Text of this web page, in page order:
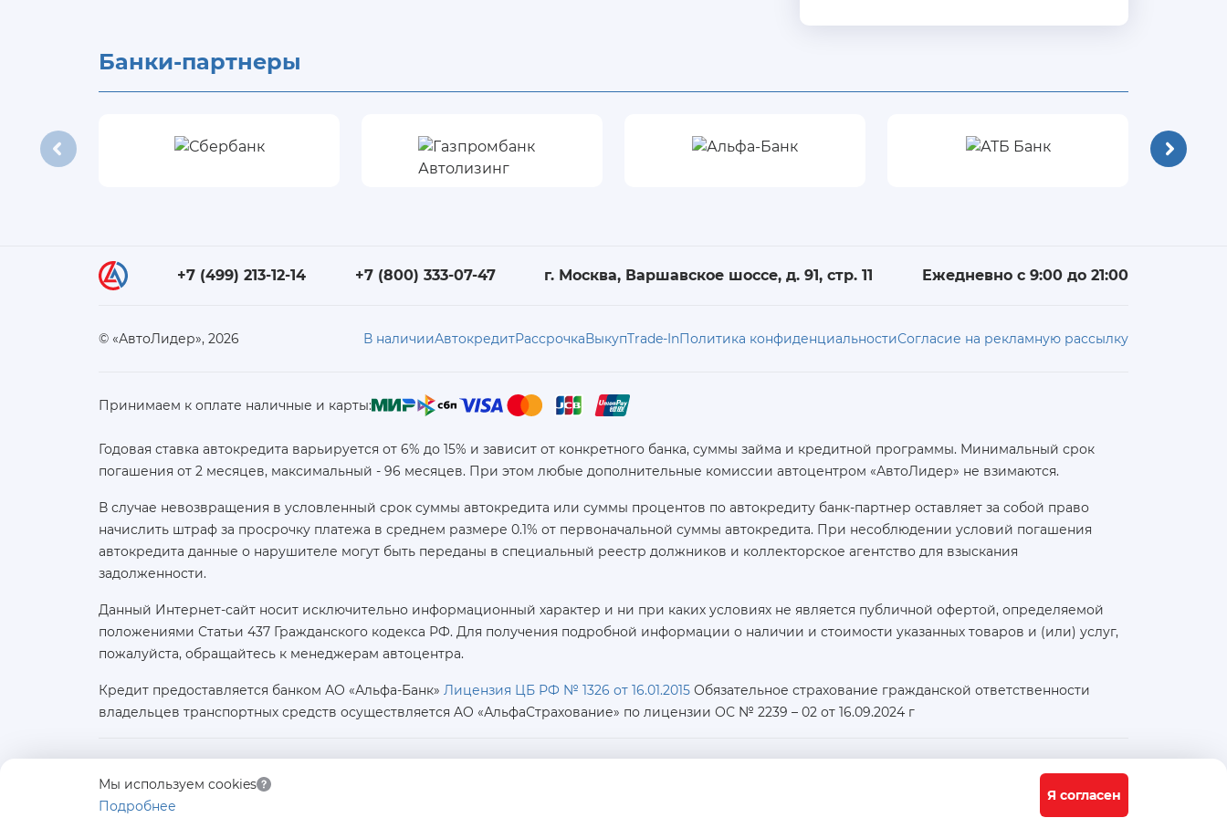
Банки-партнеры
Мы используем cookies
Подробнее
Я согласен
+7 (499) 213-12-14 +7 (800) 333-07-47 г. Москва, Варшавское шоссе, д. 91, стр. 11 Ежедневно с 9:00 до 21:00
© «АвтоЛидер», 2026 В наличииАвтокредитРассрочкаВыкупTrade-InПолитика конфиденциальностиСогласие на рекламную рассылку
Принимаем к оплате наличные и карты:
Годовая ставка автокредита варьируется от 6% до 15% и зависит от конкретного банка, суммы займа и кредитной программы. Минимальный срок
погашения от 2 месяцев, максимальный - 96 месяцев. При этом любые дополнительные комиссии автоцентром «АвтоЛидер» не взимаются.
В случае невозвращения в условленный срок суммы автокредита или суммы процентов по автокредиту банк-партнер оставляет за собой право
начислить штраф за просрочку платежа в среднем размере 0.1% от первоначальной суммы автокредита. При несоблюдении условий погашения
автокредита данные о нарушителе могут быть переданы в специальный реестр должников и коллекторское агентство для взыскания
задолженности.
Данный Интернет-сайт носит исключительно информационный характер и ни при каких условиях не является публичной офертой, определяемой
положениями Статьи 437 Гражданского кодекса РФ. Для получения подробной информации о наличии и стоимости указанных товаров и (или) услуг,
пожалуйста, обращайтесь к менеджерам автоцентра.
Кредит предоставляется банком АО «Альфа-Банк» Лицензия ЦБ РФ № 1326 от 16.01.2015 Обязательное страхование гражданской ответственности
владельцев транспортных средств осуществляется AO «АльфаСтрахование» по лицензии ОС № 2239 – 02 от 16.09.2024 г
ООО «АВТОЛИДЕР»
117556, город Москва, Варшавское ш., д. 91 стр. 11